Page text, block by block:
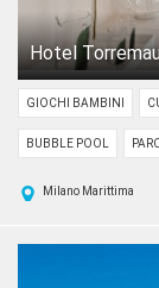
Hotel
GIOCHI BAMBINI
BUBBLE POOL
Milano Marittima